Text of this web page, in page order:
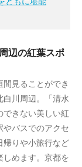
辺の紅葉スポ
見ることができ
白川周辺。「清水
できない美しい紅
やバスでのアクセ
帰りや小旅行など
しめます。京都を